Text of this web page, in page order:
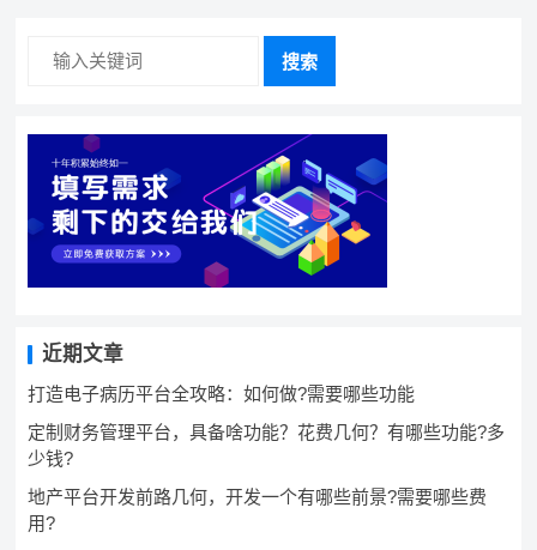
搜索
近期文章
打造电子病历平台全攻略：如何做?需要哪些功能
定制财务管理平台，具备啥功能？花费几何？有哪些功能?多
少钱?
地产平台开发前路几何，开发一个有哪些前景?需要哪些费
用?